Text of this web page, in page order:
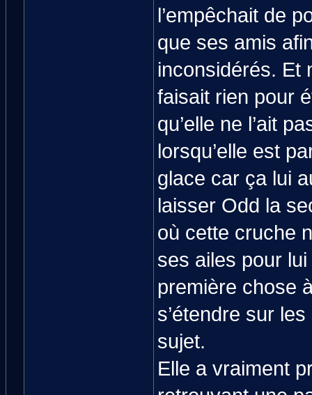
l’empêchait de
que ses amis
inconsidérés. Et
faisait rien pour
qu’elle ne l’ait
lorsqu’elle est
glace car ça lui
laisser Odd la
où cette cruche
ses ailes pour lui
première chose
s’étendre sur
sujet.
Elle a vraiment